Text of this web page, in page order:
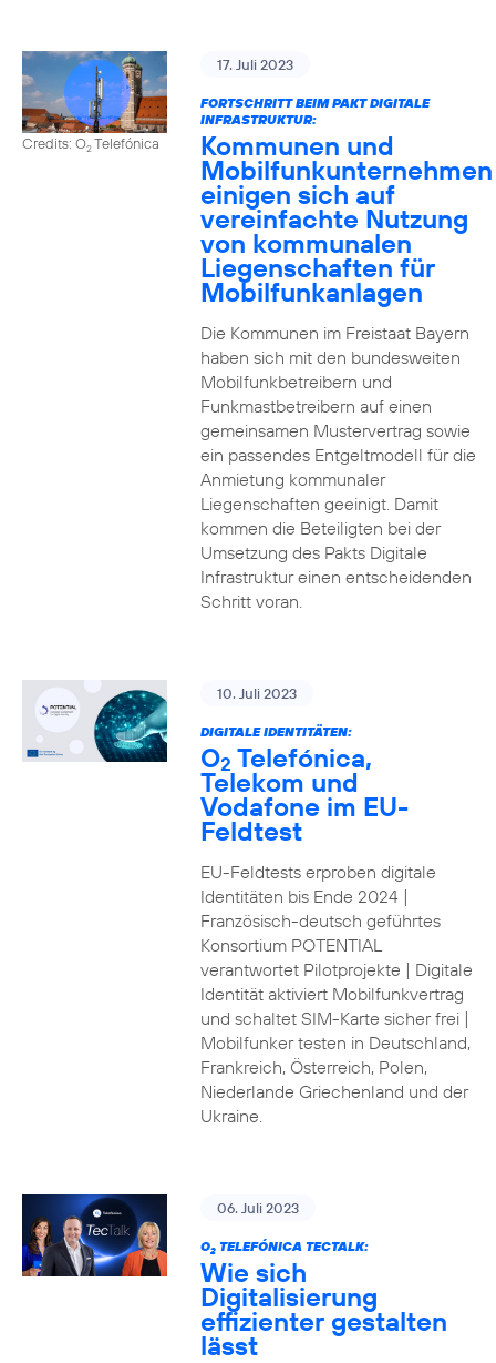
Credits: O2Telefónica
17. Juli 2023
FORTSCHRITT BEIM PAKT DIGITALE
INFRASTRUKTUR:
Kommunen und
Mobilfunkunternehmen
einigen sich auf
vereinfachte Nutzung
von kommunalen
Liegenschaften für
Mobilfunkanlagen
Die Kommunen im Freistaat Bayern
haben sich mit den bundesweiten
Mobilfunkbetreibern und
Funkmastbetreibern auf einen
gemeinsamen Mustervertrag sowie
ein passendes Entgeltmodell für die
Anmietung kommunaler
Liegenschaften geeinigt. Damit
kommen die Beteiligten bei der
Umsetzung des Pakts Digitale
Infrastruktur einen entscheidenden
Schritt voran.
10. Juli 2023
DIGITALE IDENTITÄTEN:
O2 Telefónica,
Telekom und
Vodafone im EU-
Feldtest
EU-Feldtests erproben digitale
Identitäten bis Ende 2024 |
Französisch-deutsch geführtes
Konsortium POTENTIAL
verantwortet Pilotprojekte | Digitale
Identität aktiviert Mobilfunkvertrag
und schaltet SIM-Karte sicher frei |
Mobilfunker testen in Deutschland,
Frankreich, Österreich, Polen,
Niederlande Griechenland und der
Ukraine.
06. Juli 2023
O2TELEFÓNICA TECTALK:
Wie sich
Digitalisierung
effizienter gestalten
lässt